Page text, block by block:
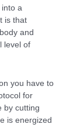
a
is that
and
level of
you have to
for
by cutting
is energized